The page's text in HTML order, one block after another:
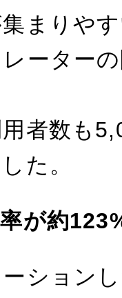
まりや
ーター
者数も
た。
が約
ション